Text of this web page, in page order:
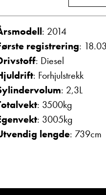
: 2014
registrering:
: Diesel
: Forhjulstrekk
: 2,3L
: 3500kg
: 3005kg
lengde: 739cm